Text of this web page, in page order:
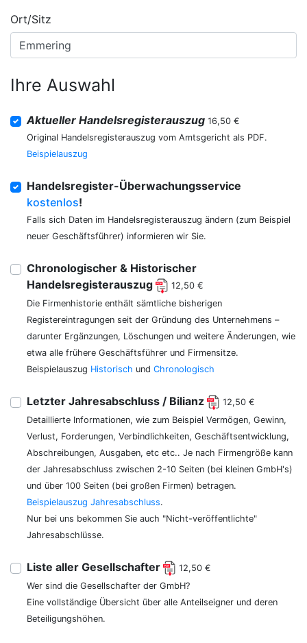
Ort/Sitz
Ihre Auswahl
Aktueller Handelsregisterauszug 16,50 €
Original Handelsregisterauszug vom Amtsgericht als PDF.
Beispielauszug
Handelsregister-Überwachungsservice
kostenlos!
Falls sich Daten im Handelsregisterauszug ändern (zum Beispiel
neuer Geschäftsführer) informieren wir Sie.
Chronologischer & Historischer
Handelsregisterauszug
12,50 €
Die Firmenhistorie enthält sämtliche bisherigen
Registereintragungen seit der Gründung des Unternehmens –
darunter Ergänzungen, Löschungen und weitere Änderungen, wie
etwa alle frühere Geschäftsführer und Firmensitze.
Beispielauszug Historisch und Chronologisch
Letzter Jahresabschluss / Bilianz
12,50 €
Detaillierte Informationen, wie zum Beispiel Vermögen, Gewinn,
Verlust, Forderungen, Verbindlichkeiten, Geschäftsentwicklung,
Abschreibungen, Ausgaben, etc etc.. Je nach Firmengröße kann
der Jahresabschluss zwischen 2-10 Seiten (bei kleinen GmbH's)
und über 100 Seiten (bei großen Firmen) betragen.
Beispielauszug Jahresabschluss.
Nur bei uns bekommen Sie auch "Nicht-veröffentlichte"
Jahresabschlüsse.
Liste aller Gesellschafter
12,50 €
Wer sind die Gesellschafter der GmbH?
Eine vollständige Übersicht über alle Anteilseigner und deren
Beteiligungshöhen.